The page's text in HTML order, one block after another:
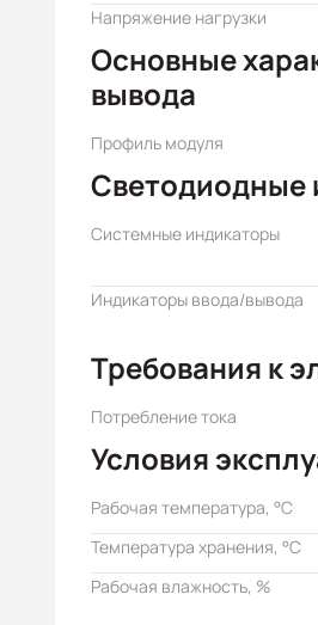
Напряжение нагрузки
Основные
вывода
Профиль модуля
Светодиодные
Системные индикаторы
Индикаторы ввода/вывода
Требования к
Потребление тока
Условия
Рабочая температура, °C
Температура хранения, °C
Рабочая влажность, %